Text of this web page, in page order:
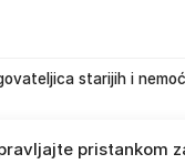
pristankom
starijih i